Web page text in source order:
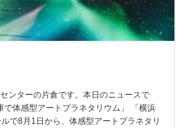
ンターの片倉です。本日のニュースで
で体感型アートプラネタリウム」 「横浜
で8月1日から、体感型アートプラネタリ